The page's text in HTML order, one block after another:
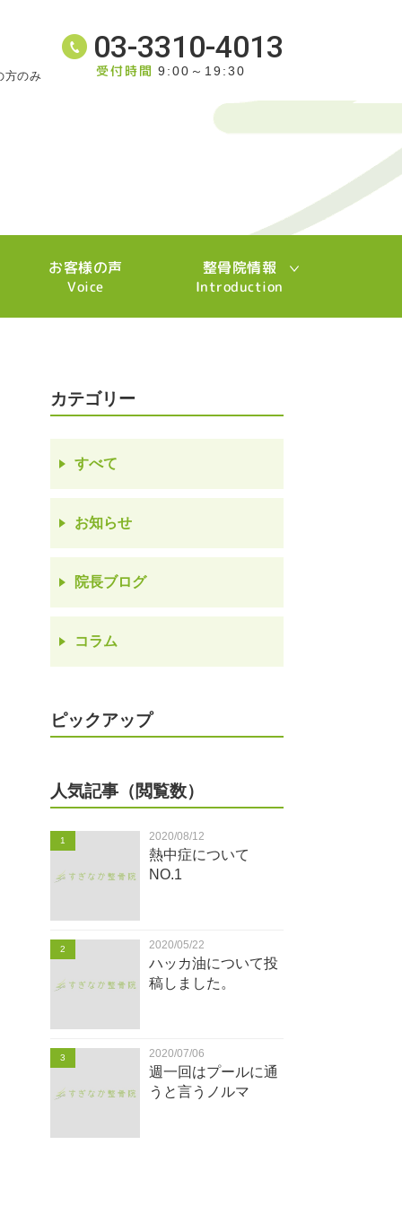
方のみ
03-3310-4013
受付時間 9:00～19:30
お客様の声
Voice
整骨院情報
Introduction
カテゴリー
すべて
お知らせ
院長ブログ
コラム
ピックアップ
人気記事（閲覧数）
1 2020/08/12
熱中症について
NO.1
2 2020/05/22
ハッカ油について投
稿しました。
3 2020/07/06
週一回はプールに通
うと言うノルマ